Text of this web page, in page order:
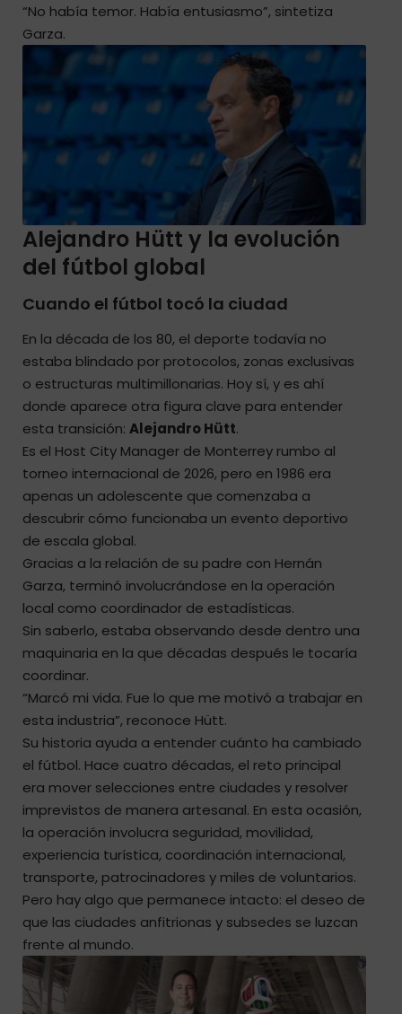
“No había temor. Había entusiasmo”, sintetiza
Garza.
Alejandro Hütt y la evolución
del fútbol global
Cuando el fútbol tocó la ciudad
En la década de los 80, el deporte todavía no
estaba blindado por protocolos, zonas exclusivas
o estructuras multimillonarias. Hoy sí, y es ahí
donde aparece otra figura clave para entender
esta transición: Alejandro Hütt.
Es el Host City Manager de Monterrey rumbo al
torneo internacional de 2026, pero en 1986 era
apenas un adolescente que comenzaba a
descubrir cómo funcionaba un evento deportivo
de escala global.
Gracias a la relación de su padre con Hernán
Garza, terminó involucrándose en la operación
local como coordinador de estadísticas.
Sin saberlo, estaba observando desde dentro una
maquinaria en la que décadas después le tocaría
coordinar.
“Marcó mi vida. Fue lo que me motivó a trabajar en
esta industria”, reconoce Hütt.
Su historia ayuda a entender cuánto ha cambiado
el fútbol. Hace cuatro décadas, el reto principal
era mover selecciones entre ciudades y resolver
imprevistos de manera artesanal. En esta ocasión,
la operación involucra seguridad, movilidad,
experiencia turística, coordinación internacional,
transporte, patrocinadores y miles de voluntarios.
Pero hay algo que permanece intacto: el deseo de
que las ciudades anfitrionas y subsedes se luzcan
frente al mundo.